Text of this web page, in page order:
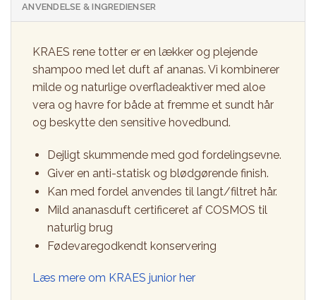
ANVENDELSE & INGREDIENSER
KRAES rene totter er en lækker og plejende
shampoo med let duft af ananas. Vi kombinerer
milde og naturlige overfladeaktiver med aloe
vera og havre for både at fremme et sundt hår
og beskytte den sensitive hovedbund.
Dejligt skummende med god fordelingsevne.
Giver en anti-statisk og blødgørende finish.
Kan med fordel anvendes til langt/filtret hår.
Mild ananasduft certificeret af COSMOS til
naturlig brug
Fødevaregodkendt konservering
Læs mere om KRAES junior her